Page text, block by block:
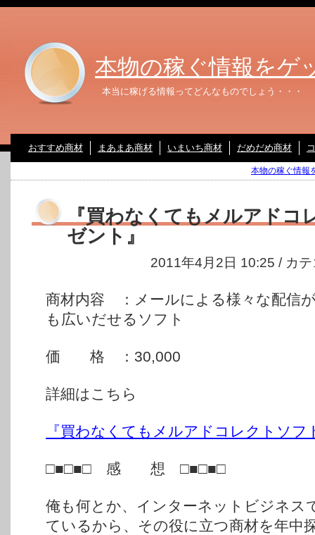
本物の稼ぐ情報をゲ
本当に稼げる情報ってどんなものでしょう・・・
おすすめ商材 まあまあ商材 いまいち商材 だめだめ商材
本物の稼ぐ情報
『買わなくてもメルアドコ
ゼント』
2011年4月2日 10:25 / カ
商材内容 ：メールによる様々な配信
も広いだせるソフト
価 格 ：30,000
詳細はこちら
『買わなくてもメルアドコレクトソフ
□■□■□ 感 想 □■□■□
俺も何とか、インターネットビジネス
ているから、その役に立つ商材を年中